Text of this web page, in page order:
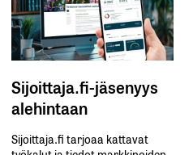
Sijoittaja.fi-jäsenyys
alehintaan
Sijoittaja.fi tarjoaa kattavat